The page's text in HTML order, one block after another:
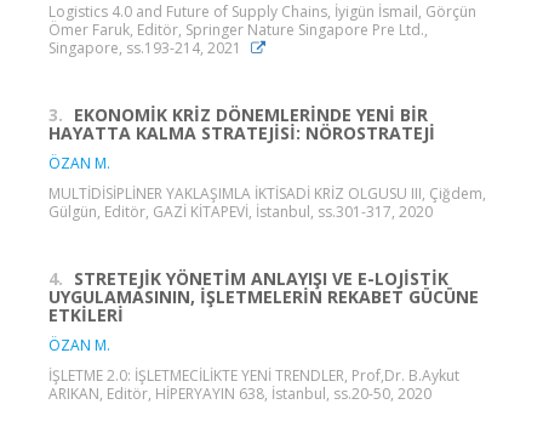
Logistics 4.0 and Future of Supply Chains, İyigün İsmail, Görçün
Ömer Faruk, Editör, Springer Nature Singapore Pre Ltd.,
Singapore, ss.193-214, 2021
3. EKONOMİK KRİZ DÖNEMLERİNDE YENİ BİR
HAYATTA KALMA STRATEJİSİ: NÖROSTRATEJİ
ÖZAN M.
MULTİDİSİPLİNER YAKLAŞIMLA İKTİSADİ KRİZ OLGUSU III, Çiğdem,
Gülgün, Editör, GAZİ KİTAPEVİ, İstanbul, ss.301-317, 2020
4. STRETEJİK YÖNETİM ANLAYIŞI VE E-LOJİSTİK
UYGULAMASININ, İŞLETMELERİN REKABET GÜCÜNE
ETKİLERİ
ÖZAN M.
İŞLETME 2.0: İŞLETMECİLİKTE YENİ TRENDLER, Prof,Dr. B.Aykut
ARIKAN, Editör, HİPERYAYIN 638, İstanbul, ss.20-50, 2020